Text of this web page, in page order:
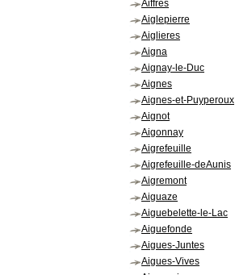
Aiffres
Aiglepierre
Aiglieres
Aigna
Aignay-le-Duc
Aignes
Aignes-et-Puyperoux
Aignot
Aigonnay
Aigrefeuille
Aigrefeuille-deAunis
Aigremont
Aiguaze
Aiguebelette-le-Lac
Aiguefonde
Aigues-Juntes
Aigues-Vives